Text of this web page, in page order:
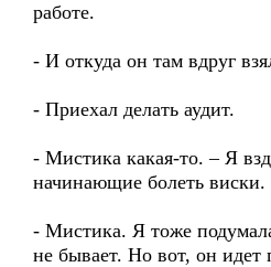
работе.
- И откуда он там вдруг
- Приехал делать аудит.
- Мистика какая-то. – Я
начинающие болеть виски.
- Мистика. Я тоже
не бывает. Но вот, он идет